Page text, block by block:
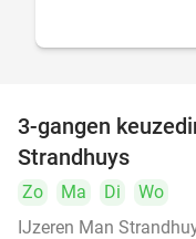
3-gangen
Strandhuys
Zo Ma Di
Wo
IJzeren Man